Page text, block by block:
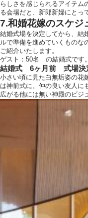
らしさを感じられるアイテム
る会場だと、新郎新婦にとっ
7.和婚花嫁のスケジ
結婚式場を決定してから、結
ルで準備を進めていくものな
ご紹介いたします。
ゲスト：50名 の結婚式です。
結婚式 6ヶ月前 式場決
小さい頃に見た白無垢姿の花
は神前式に。仲の良い友人に
広がる他には無い神殿のビジ